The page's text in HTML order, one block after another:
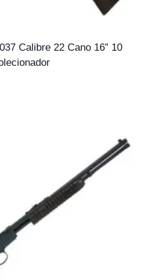
Calibre 22 Cano 16” 10